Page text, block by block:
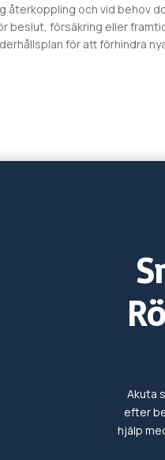
återkoppling och vid behov
beslut, försäkring eller
för att förhindra
Akuta
efter
hjälp